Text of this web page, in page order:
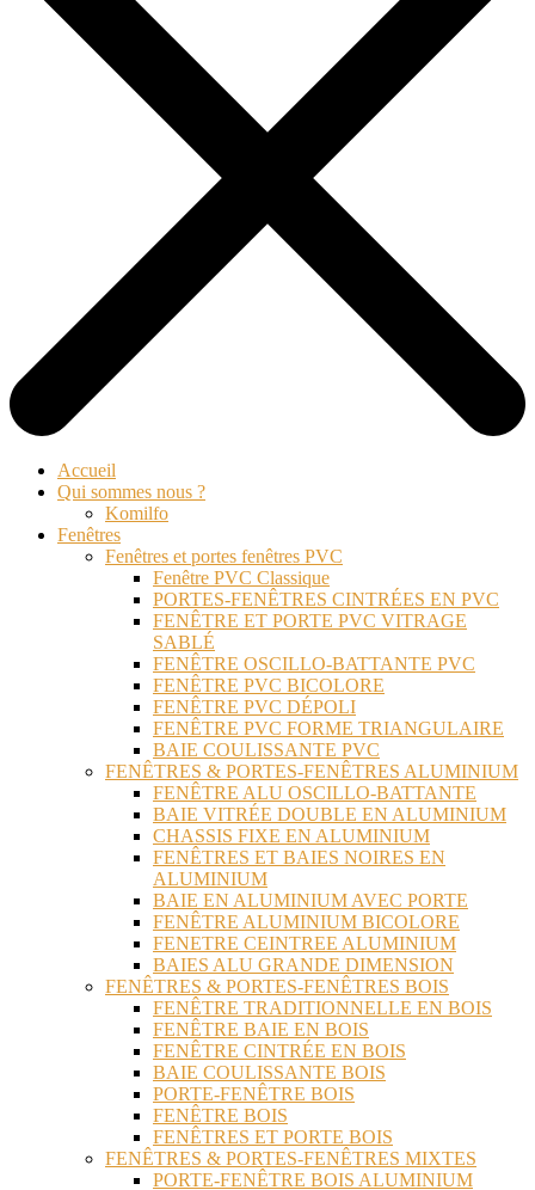
Accueil
Qui sommes nous ?
Komilfo
Fenêtres
Fenêtres et portes fenêtres PVC
Fenêtre PVC Classique
PORTES-FENÊTRES CINTRÉES EN PVC
FENÊTRE ET PORTE PVC VITRAGE
SABLÉ
FENÊTRE OSCILLO-BATTANTE PVC
FENÊTRE PVC BICOLORE
FENÊTRE PVC DÉPOLI
FENÊTRE PVC FORME TRIANGULAIRE
BAIE COULISSANTE PVC
FENÊTRES & PORTES-FENÊTRES ALUMINIUM
FENÊTRE ALU OSCILLO-BATTANTE
BAIE VITRÉE DOUBLE EN ALUMINIUM
CHASSIS FIXE EN ALUMINIUM
FENÊTRES ET BAIES NOIRES EN
ALUMINIUM
BAIE EN ALUMINIUM AVEC PORTE
FENÊTRE ALUMINIUM BICOLORE
FENETRE CEINTREE ALUMINIUM
BAIES ALU GRANDE DIMENSION
FENÊTRES & PORTES-FENÊTRES BOIS
FENÊTRE TRADITIONNELLE EN BOIS
FENÊTRE BAIE EN BOIS
FENÊTRE CINTRÉE EN BOIS
BAIE COULISSANTE BOIS
PORTE-FENÊTRE BOIS
FENÊTRE BOIS
FENÊTRES ET PORTE BOIS
FENÊTRES & PORTES-FENÊTRES MIXTES
PORTE-FENÊTRE BOIS ALUMINIUM